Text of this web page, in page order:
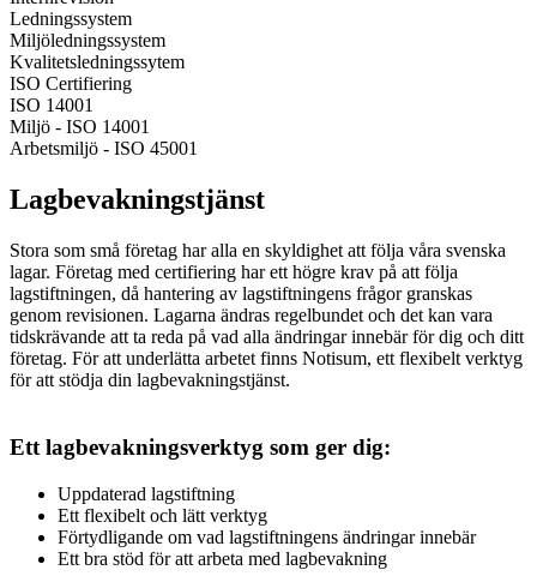
Ledningssystem
Miljöledningssystem
Kvalitetsledningssytem
ISO Certifiering
ISO 14001
Miljö - ISO 14001
Arbetsmiljö - ISO 45001
Lagbevakningstjänst
Stora som små företag har alla en skyldighet att följa våra svenska
lagar. Företag med certifiering har ett högre krav på att följa
lagstiftningen, då hantering av lagstiftningens frågor granskas
genom revisionen. Lagarna ändras regelbundet och det kan vara
tidskrävande att ta reda på vad alla ändringar innebär för dig och ditt
företag. För att underlätta arbetet finns Notisum, ett flexibelt verktyg
för att stödja din lagbevakningstjänst.
Ett lagbevakningsverktyg som ger dig:
Uppdaterad lagstiftning
Ett flexibelt och lätt verktyg
Förtydligande om vad lagstiftningens ändringar innebär
Ett bra stöd för att arbeta med lagbevakning